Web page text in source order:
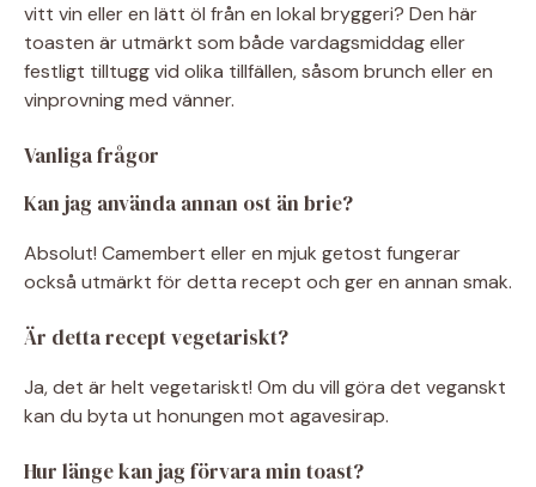
vitt vin eller en lätt öl från en lokal bryggeri? Den här
toasten är utmärkt som både vardagsmiddag eller
festligt tilltugg vid olika tillfällen, såsom brunch eller en
vinprovning med vänner.
Vanliga frågor
Kan jag använda annan ost än brie?
Absolut! Camembert eller en mjuk getost fungerar
också utmärkt för detta recept och ger en annan smak.
Är detta recept vegetariskt?
Ja, det är helt vegetariskt! Om du vill göra det veganskt
kan du byta ut honungen mot agavesirap.
Hur länge kan jag förvara min toast?